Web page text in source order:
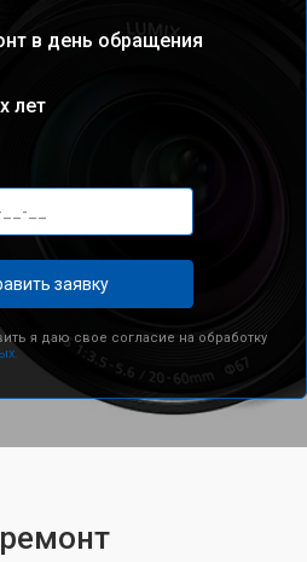
в день обращения
лет
заявку
я даю свое согласие на обработку